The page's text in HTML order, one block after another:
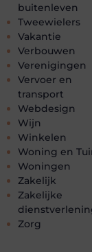
buitenleven
Tweewielers
Vakantie
Verbouwen
Verenigingen
Vervoer en
transport
Webdesign
Wijn
Winkelen
Woning en
Woningen
Zakelijk
Zakelijke
Zorg